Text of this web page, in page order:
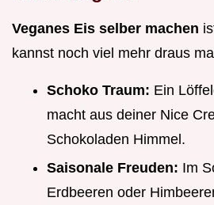
Veganes Eis selber machen
kannst noch viel mehr draus
Schoko Traum: Ein
macht aus deiner Nice
Schokoladen Himmel.
Saisonale Freuden: Im
Erdbeeren oder